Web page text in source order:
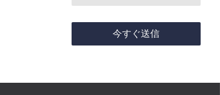
今すぐ送信